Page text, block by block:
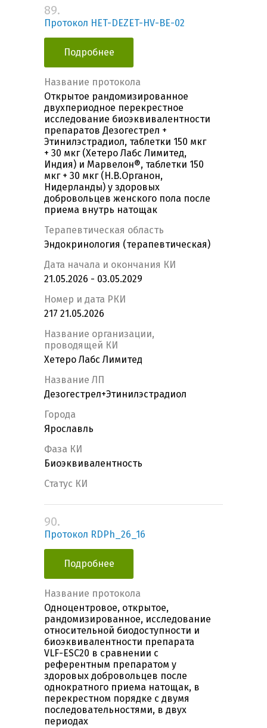
89.
Протокол HET-DEZET-HV-BE-02
Подробнее
Название протокола
Открытое рандомизированное
двухпериодное перекрестное
исследование биоэквивалентности
препаратов Дезогестрел +
Этинилэстрадиол, таблетки 150 мкг
+ 30 мкг (Хетеро Лабс Лимитед,
Индия) и Марвелон®, таблетки 150
мкг + 30 мкг (Н.В.Органон,
Нидерланды) у здоровых
добровольцев женского пола после
приема внутрь натощак
Терапевтическая область
Эндокринология (терапевтическая)
Дата начала и окончания КИ
21.05.2026 - 03.05.2029
Номер и дата РКИ
217 21.05.2026
Название организации,
проводящей КИ
Хетеро Лабс Лимитед
Название ЛП
Дезогестрел+Этинилэстрадиол
Города
Ярославль
Фаза КИ
Биоэквивалентность
Статус КИ
90.
Протокол RDPh_26_16
Подробнее
Название протокола
Одноцентровое, открытое,
рандомизированное, исследование
относительной биодоступности и
биоэквивалентности препарата
VLF-ESC20 в сравнении с
референтным препаратом у
здоровых добровольцев после
однократного приема натощак, в
перекрестном порядке с двумя
последовательностями, в двух
периодах